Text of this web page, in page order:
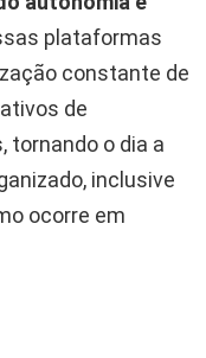
plataformas
constante de
de
tornando o dia a
inclusive
ocorre em